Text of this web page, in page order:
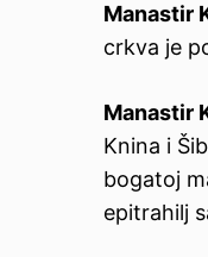
Manastir
crkva je
Manastir
Knina i
bogatoj
epitrahilj